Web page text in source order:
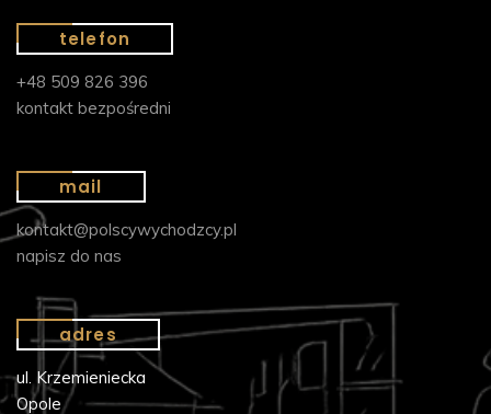
telefon
+48 509 826 396
kontakt bezpośredni
mail
kontakt@polscywychodzcy.pl
napisz do nas
adres
ul. Krzemieniecka
Opole